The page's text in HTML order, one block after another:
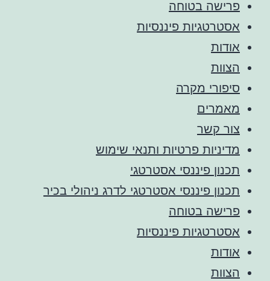
פרישה בטוחה
אסטרטגיות פיננסיות
אודות
הצוות
סיפורי מקרה
מאמרים
צור קשר
מדיניות פרטיות ותנאי שימוש
תכנון פיננסי אסטרטגי
תכנון פיננסי אסטרטגי לדרג ניהולי בכיר
פרישה בטוחה
אסטרטגיות פיננסיות
אודות
הצוות